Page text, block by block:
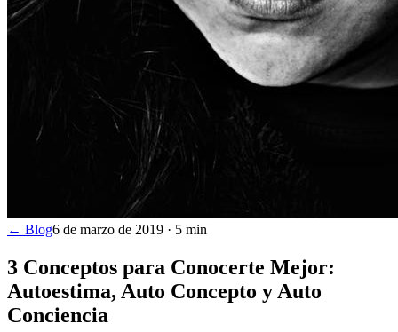
← Blog6 de marzo de 2019 · 5 min
3 Conceptos para Conocerte Mejor:
Autoestima, Auto Concepto y Auto
Conciencia